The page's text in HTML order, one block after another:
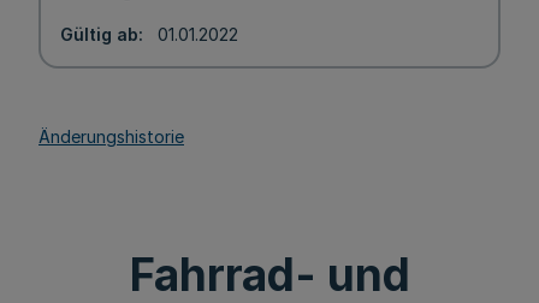
Gültig ab 01.01.2022
Änderungshistorie
Fahrrad- und